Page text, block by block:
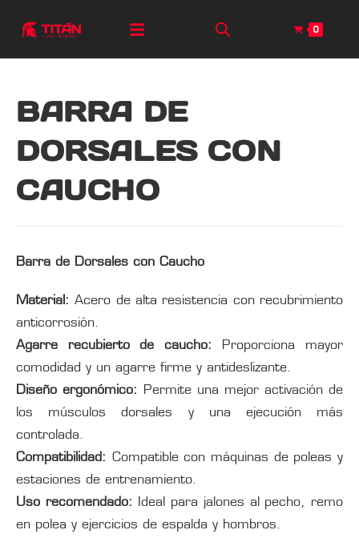
0
BARRA DE
DORSALES CON
CAUCHO
Barra de Dorsales con Caucho
Material: Acero de alta resistencia con recubrimiento
anticorrosión.
Agarre recubierto de caucho: Proporciona mayor
comodidad y un agarre firme y antideslizante.
Diseño ergonómico: Permite una mejor activación de
los músculos dorsales y una ejecución más
controlada.
Compatibilidad: Compatible con máquinas de poleas y
estaciones de entrenamiento.
Uso recomendado: Ideal para jalones al pecho, remo
en polea y ejercicios de espalda y hombros.